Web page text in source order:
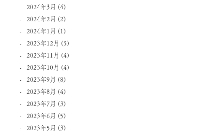
2024年3月 (4)
2024年2月 (2)
2024年1月 (1)
2023年12月 (5)
2023年11月 (4)
2023年10月 (4)
2023年9月 (8)
2023年8月 (4)
2023年7月 (3)
2023年6月 (5)
2023年5月 (3)